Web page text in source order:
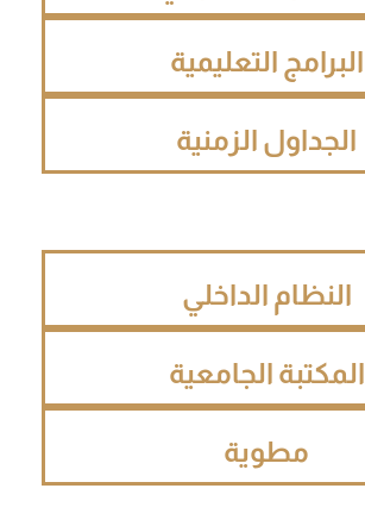
البرامج التعليمية
الجداول الزمنية
النظام الداخلي
المكتبة الجامعية
مطوية